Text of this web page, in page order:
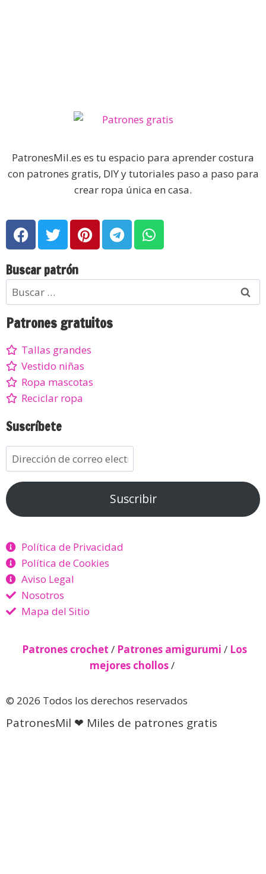
PatronesMil.es es tu espacio para aprender costura
con patrones gratis, DIY y tutoriales paso a paso para
crear ropa única en casa.
Buscar patrón
Patrones gratuitos
Tallas grandes
Vestido niñas
Ropa mascotas
Reciclar ropa
Suscríbete
Suscribir
Política de Privacidad
Política de Cookies
Aviso Legal
Nosotros
Mapa del Sitio
Patrones crochet / Patrones amigurumi / Los
mejores chollos/
© 2026 Todos los derechos reservados
PatronesMil ❤ Miles de patrones gratis